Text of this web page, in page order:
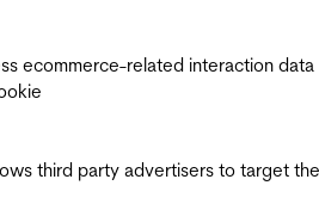
ecommerce-related interaction
third party advertisers to target